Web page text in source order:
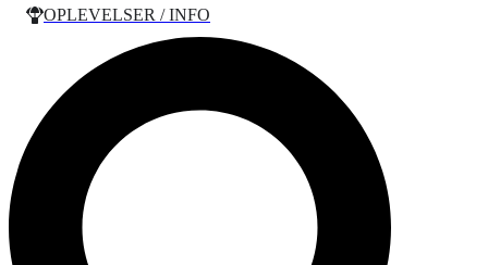
OPLEVELSER / INFO